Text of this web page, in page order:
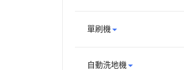
單刷機
自動洗地機